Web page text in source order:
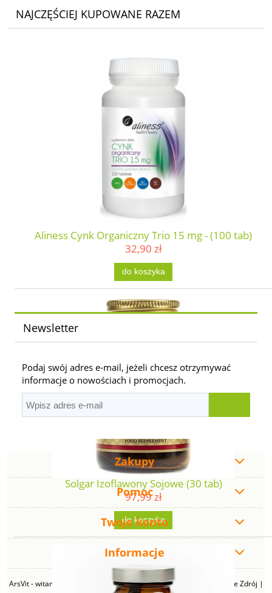
NAJCZĘŚCIEJ KUPOWANE RAZEM
Aliness Cynk Organiczny Trio 15 mg - (100 tab)
32,90 zł
do koszyka
Solgar Izoflawony Sojowe (30 tab)
97,99 zł
do koszyka
Newsletter
Podaj swój adres e-mail, jeżeli chcesz otrzymywać
informacje o nowościach i promocjach.
Zakupy
Pomoc
Twoje konto
Informacje
ArsVit - witaminyswanson.pl | ul. Zimowa 49B, 43-230 Goczałkowice Zdrój |